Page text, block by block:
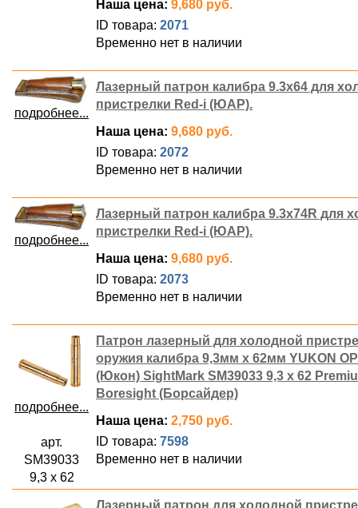
Наша цена: 9,680 руб.
ID товара: 2071
Временно нет в наличии
подробнее...
Лазерный патрон калибра 9.3х64 для
пристрелки Red-i (ЮАР).
Наша цена: 9,680 руб.
ID товара: 2072
Временно нет в наличии
подробнее...
Лазерный патрон калибра 9.3х74R для
пристрелки Red-i (ЮАР).
Наша цена: 9,680 руб.
ID товара: 2073
Временно нет в наличии
подробнее...
арт.
SM39033
9,3 х 62
Патрон лазерный для холодной
оружия калибра 9,3мм x 62мм YUKON
(Юкон) SightMark SM39033 9,3 x 62
Boresight (Борсайдер)
Наша цена: 2,750 руб.
ID товара: 7598
Временно нет в наличии
Лазерный патрон для холодной